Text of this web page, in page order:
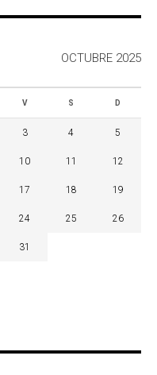
OCTUBRE 2025
V S D
3 4 5
10 11 12
17 18 19
24 25 26
31